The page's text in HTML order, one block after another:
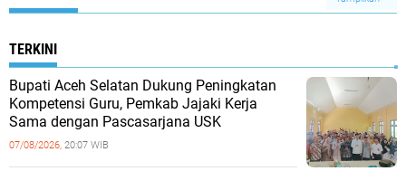
TERKINI
Bupati Aceh Selatan Dukung Peningkatan
Kompetensi Guru, Pemkab Jajaki Kerja
Sama dengan Pascasarjana USK
07/08/2026, 20:07 WIB